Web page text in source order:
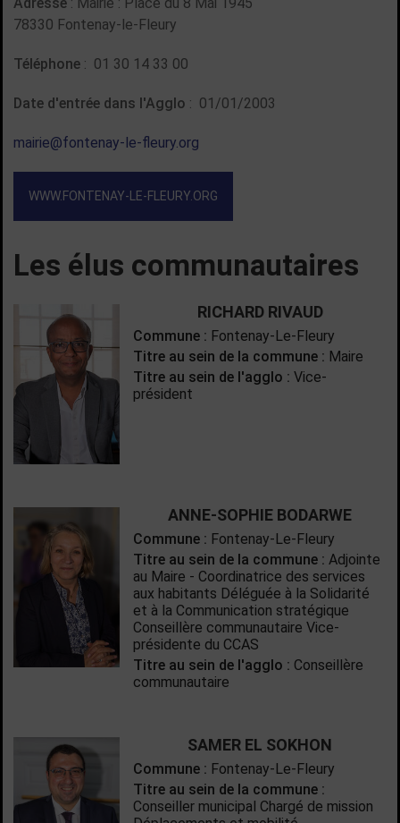
78330 Fontenay-le-Fleury
Téléphone : 01 30 14 33 00
Date d'entrée dans l'Agglo : 01/01/2003
mairie@fontenay-le-fleury.org
WWW.FONTENAY-LE-FLEURY.ORG
Les élus communautaires
RICHARD RIVAUD
Commune : Fontenay-Le-Fleury
Titre au sein de la commune : Maire
Titre au sein de l'agglo :Vice-
président
ANNE-SOPHIE BODARWE
Commune : Fontenay-Le-Fleury
Titre au sein de la commune :Adjointe
au Maire - Coordinatrice des services
aux habitants Déléguée à la Solidarité
et à la Communication stratégique
Conseillère communautaire Vice-
présidente du CCAS
Titre au sein de l'agglo : Conseillère
communautaire
SAMER EL SOKHON
Commune : Fontenay-Le-Fleury
Titre au sein de la commune :
Conseiller municipal Chargé de mission